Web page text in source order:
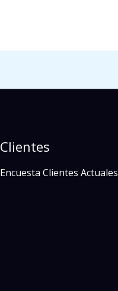
Clientes
Encuesta Clientes Actuales